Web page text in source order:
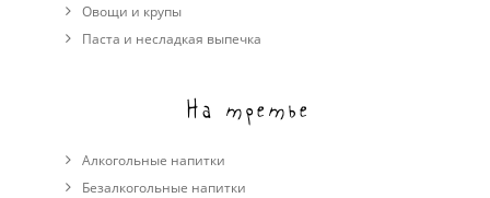
Овощи и крупы
Паста и несладкая выпечка
На третье
Алкогольные напитки
Безалкогольные напитки